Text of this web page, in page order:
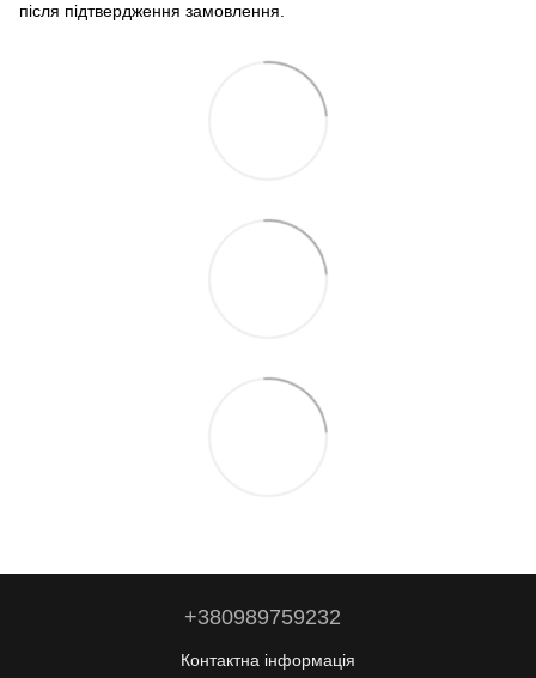
після підтвердження замовлення.
+380989759232
Контактна інформація